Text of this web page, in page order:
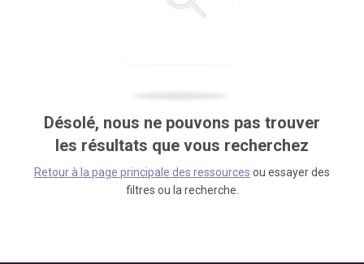
Désolé, nous ne pouvons pas trouver
les résultats que vous recherchez
Retour à la page principale des ressources ou essayer des
filtres ou la recherche.